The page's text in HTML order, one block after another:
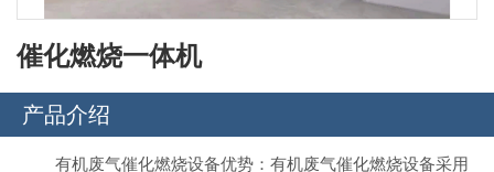
催化燃烧一体机
产品介绍
有机废气催化燃烧设备优势：有机废气催化燃烧设备采用